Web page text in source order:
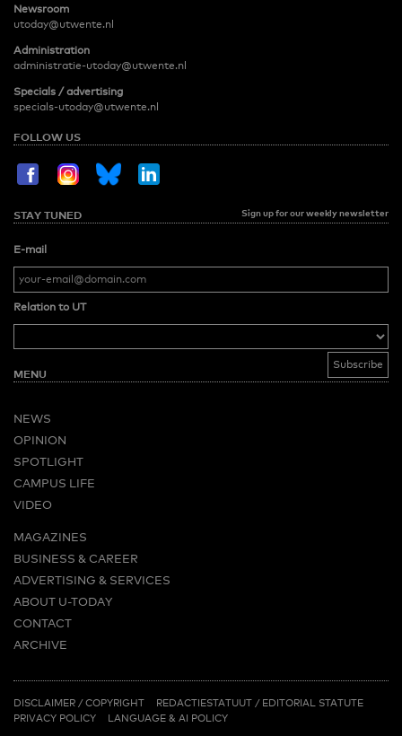
Newsroom
utoday@utwente.nl
Administration
administratie-utoday@utwente.nl
Specials / advertising
specials-utoday@utwente.nl
FOLLOW US
STAY TUNED Sign up for our weekly newsletter
E-mail
Relation to UT
MENU
NEWS
OPINION
SPOTLIGHT
CAMPUS LIFE
VIDEO
MAGAZINES
BUSINESS & CAREER
ADVERTISING & SERVICES
ABOUT U-TODAY
CONTACT
ARCHIVE
LINKS
DISCLAIMER / COPYRIGHT REDACTIESTATUUT (PDF)
/ EDITORIAL STATUTE(PDF)
PRIVACY POLICY
LANGUAGE & AI POLICY